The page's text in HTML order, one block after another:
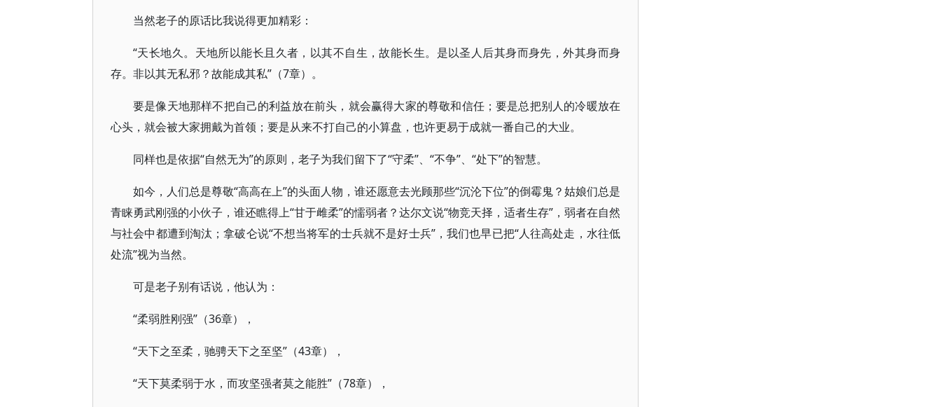
当然老子的原话比我说得更加精彩：
“天长地久。天地所以能长且久者，以其不自生，故能长生。是以圣人后其身而身先，外其身而身
存。非以其无私邪？故能成其私”（7章）。
要是像天地那样不把自己的利益放在前头，就会赢得大家的尊敬和信任；要是总把别人的冷暖放在
心头，就会被大家拥戴为首领；要是从来不打自己的小算盘，也许更易于成就一番自己的大业。
同样也是依据“自然无为”的原则，老子为我们留下了“守柔”、“不争”、“处下”的智慧。
如今，人们总是尊敬“高高在上”的头面人物，谁还愿意去光顾那些“沉沦下位”的倒霉鬼？姑娘们总是
青睐勇武刚强的小伙子，谁还瞧得上“甘于雌柔”的懦弱者？达尔文说“物竞天择，适者生存”，弱者在自然
与社会中都遭到淘汰；拿破仑说“不想当将军的士兵就不是好士兵”，我们也早已把“人往高处走，水往低
处流”视为当然。
可是老子别有话说，他认为：
“柔弱胜刚强”（36章），
“天下之至柔，驰骋天下之至坚”（43章），
“天下莫柔弱于水，而攻坚强者莫之能胜”（78章），